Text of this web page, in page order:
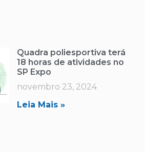
Quadra poliesportiva terá
18 horas de atividades no
SP Expo
novembro 23, 2024
Leia Mais »